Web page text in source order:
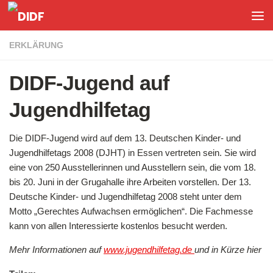
Unter dem Inhalt
ERKLÄRUNG
DIDF-Jugend auf
Jugendhilfetag
Die DIDF-Jugend wird auf dem 13. Deutschen Kinder- und
Jugendhilfetags 2008 (DJHT) in Essen vertreten sein. Sie wird
eine von 250 Ausstellerinnen und Ausstellern sein, die vom 18.
bis 20. Juni in der Grugahalle ihre Arbeiten vorstellen. Der 13.
Deutsche Kinder- und Jugendhilfetag 2008 steht unter dem
Motto „Gerechtes Aufwachsen ermöglichen“. Die Fachmesse
kann von allen Interessierte kostenlos besucht werden.
Mehr Informationen aufwww.jugendhilfetag.de und in Kürze hier